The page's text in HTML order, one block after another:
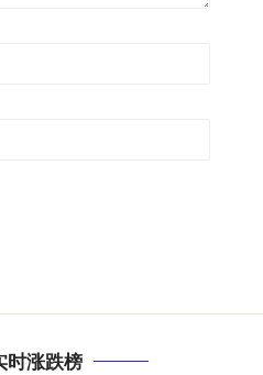
时涨跌榜